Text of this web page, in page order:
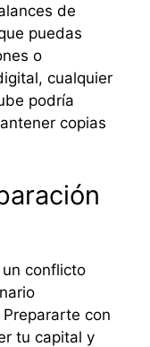
de
puedas
o
cualquier
podría
copias
conflicto
con
tu capital y